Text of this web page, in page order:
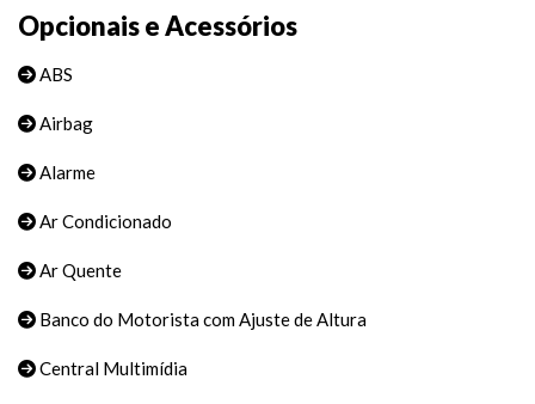
Opcionais e Acessórios
ABS
Airbag
Alarme
Ar Condicionado
Ar Quente
Banco do Motorista com Ajuste de Altura
Central Multimídia